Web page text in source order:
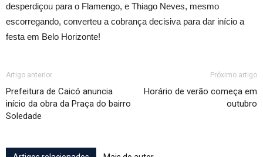
desperdiçou para o Flamengo, e Thiago Neves, mesmo
escorregando, converteu a cobrança decisiva para dar início a
festa em Belo Horizonte!
Artigo anterior
Prefeitura de Caicó anuncia
início da obra da Praça do bairro
Soledade
Próximo artigo
Horário de verão começa em
outubro